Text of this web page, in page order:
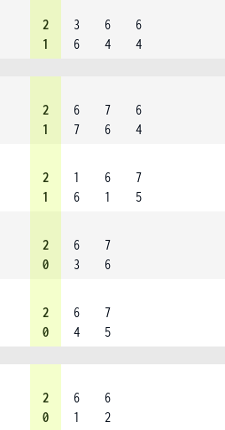
2
1
3
6
6
4
6
4
2
1
6
7
7
6
6
4
2
1
1
6
6
1
7
5
2
0
6
3
7
6
2
0
6
4
7
5
2
0
6
1
6
2